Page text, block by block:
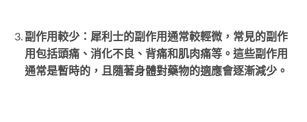
副作用較少：犀利士的副作用通常較輕微，常見的副作
用包括頭痛、消化不良、背痛和肌肉痛等。這些副作用
通常是暫時的，且隨著身體對藥物的適應會逐漸減少。